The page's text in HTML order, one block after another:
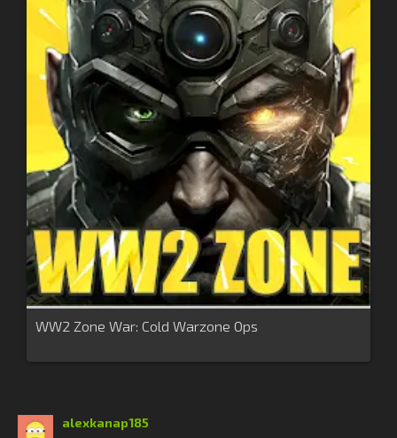
WW2 Zone War: Cold Warzone Ops
alexkanap185